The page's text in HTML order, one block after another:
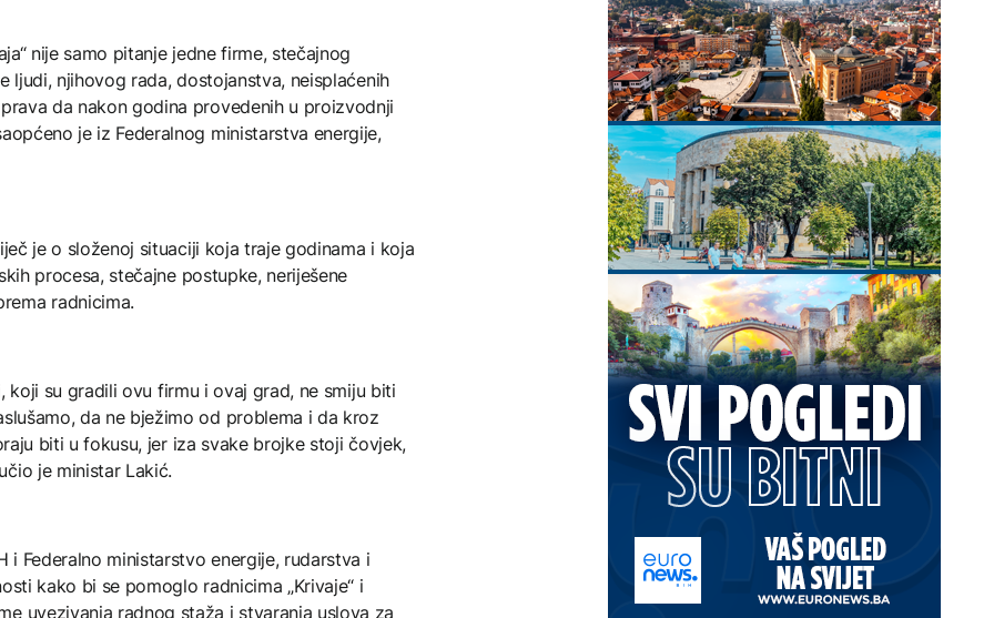
nije samo pitanje jedne firme, stečajnog
ljudi, njihovog rada, dostojanstva, neisplaćenih
da nakon godina provedenih u proizvodnji
je iz Federalnog ministarstva energije,
je o složenoj situaciji koja traje godinama i koja
procesa, stečajne postupke, neriješene
radnicima.
koji su gradili ovu firmu i ovaj grad, ne smiju biti
da ne bježimo od problema i da kroz
biti u fokusu, jer iza svake brojke stoji čovjek,
je ministar Lakić.
i Federalno ministarstvo energije, rudarstva i
kako bi se pomoglo radnicima „Krivaje“ i
uvezivanja radnog staža i stvaranja uslova za